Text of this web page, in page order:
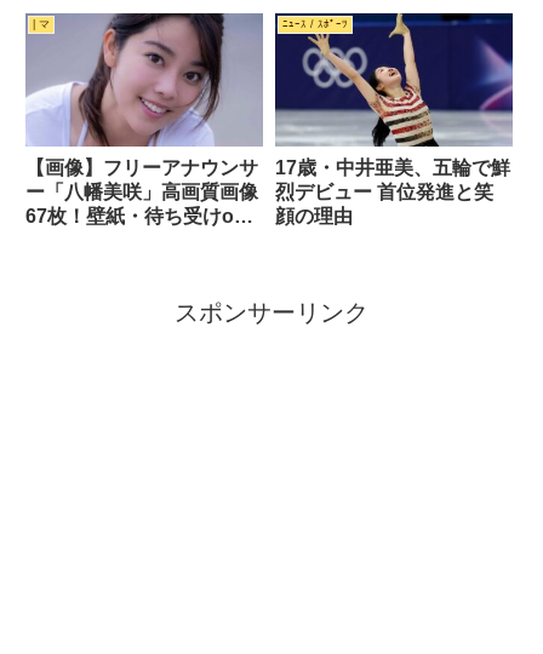
| マ
【画像】フリーアナウンサ
ー「八幡美咲」高画質画像
67枚！壁紙・待ち受けok #
ﾆｭｰｽ / ｽﾎﾟｰﾂ
17歳・中井亜美、五輪で鮮
烈デビュー 首位発進と笑
顔の理由
スポンサーリンク